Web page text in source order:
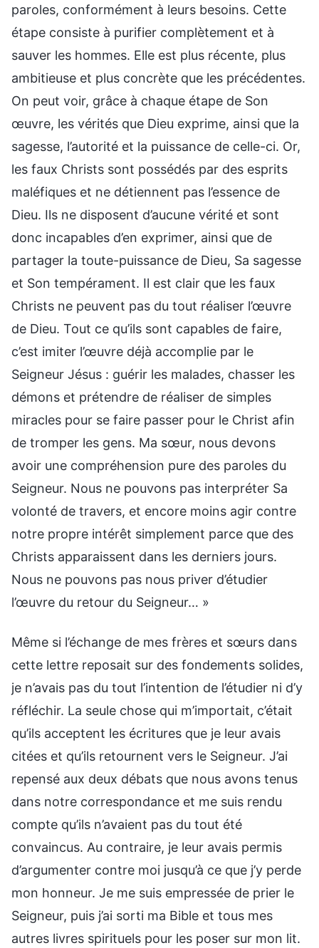
paroles, conformément à leurs besoins. Cette
étape consiste à purifier complètement et à
sauver les hommes. Elle est plus récente, plus
ambitieuse et plus concrète que les précédentes.
On peut voir, grâce à chaque étape de Son
œuvre, les vérités que Dieu exprime, ainsi que la
sagesse, l’autorité et la puissance de celle-ci. Or,
les faux Christs sont possédés par des esprits
maléfiques et ne détiennent pas l’essence de
Dieu. Ils ne disposent d’aucune vérité et sont
donc incapables d’en exprimer, ainsi que de
partager la toute-puissance de Dieu, Sa sagesse
et Son tempérament. Il est clair que les faux
Christs ne peuvent pas du tout réaliser l’œuvre
de Dieu. Tout ce qu’ils sont capables de faire,
c’est imiter l’œuvre déjà accomplie par le
Seigneur Jésus : guérir les malades, chasser les
démons et prétendre de réaliser de simples
miracles pour se faire passer pour le Christ afin
de tromper les gens. Ma sœur, nous devons
avoir une compréhension pure des paroles du
Seigneur. Nous ne pouvons pas interpréter Sa
volonté de travers, et encore moins agir contre
notre propre intérêt simplement parce que des
Christs apparaissent dans les derniers jours.
Nous ne pouvons pas nous priver d’étudier
l’œuvre du retour du Seigneur… »
Même si l’échange de mes frères et sœurs dans
cette lettre reposait sur des fondements solides,
je n’avais pas du tout l’intention de l’étudier ni d’y
réfléchir. La seule chose qui m’importait, c’était
qu’ils acceptent les écritures que je leur avais
citées et qu’ils retournent vers le Seigneur. J’ai
repensé aux deux débats que nous avons tenus
dans notre correspondance et me suis rendu
compte qu’ils n’avaient pas du tout été
convaincus. Au contraire, je leur avais permis
d’argumenter contre moi jusqu’à ce que j’y perde
mon honneur. Je me suis empressée de prier le
Seigneur, puis j’ai sorti ma Bible et tous mes
autres livres spirituels pour les poser sur mon lit.